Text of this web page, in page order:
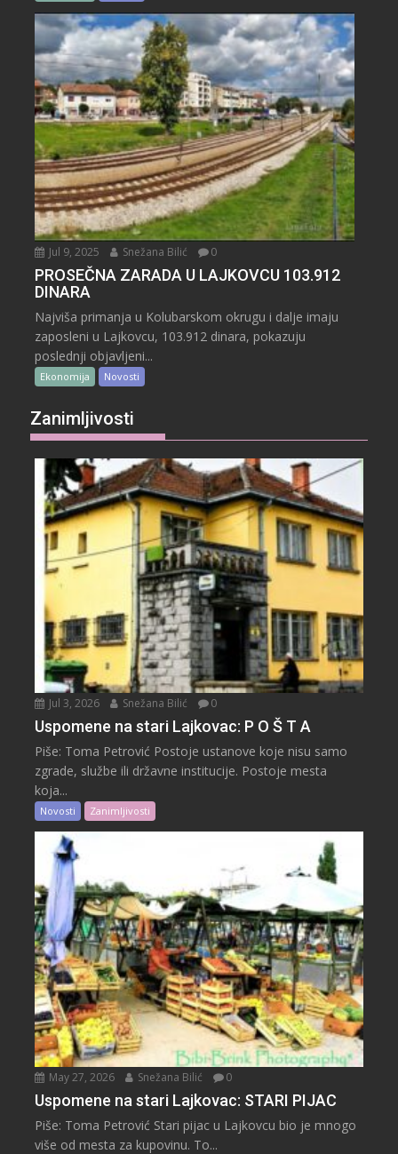
Jul 9, 2025 Snežana Bilić 0
PROSEČNA ZARADA U LAJKOVCU 103.912
DINARA
Najviša primanja u Kolubarskom okrugu i dalje imaju
zaposleni u Lajkovcu, 103.912 dinara, pokazuju
poslednji objavljeni...
Ekonomija Novosti
Zanimljivosti
Jul 3, 2026 Snežana Bilić 0
Uspomene na stari Lajkovac: P O Š T A
Piše: Toma Petrović Postoje ustanove koje nisu samo
zgrade, službe ili državne institucije. Postoje mesta
koja...
Novosti Zanimljivosti
May 27, 2026 Snežana Bilić 0
Uspomene na stari Lajkovac: STARI PIJAC
Piše: Toma Petrović Stari pijac u Lajkovcu bio je mnogo
više od mesta za kupovinu. To...